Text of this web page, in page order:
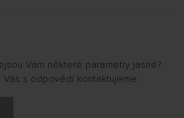
Vám některé parametry jasné?
Vás s odpovědí kontaktujeme.